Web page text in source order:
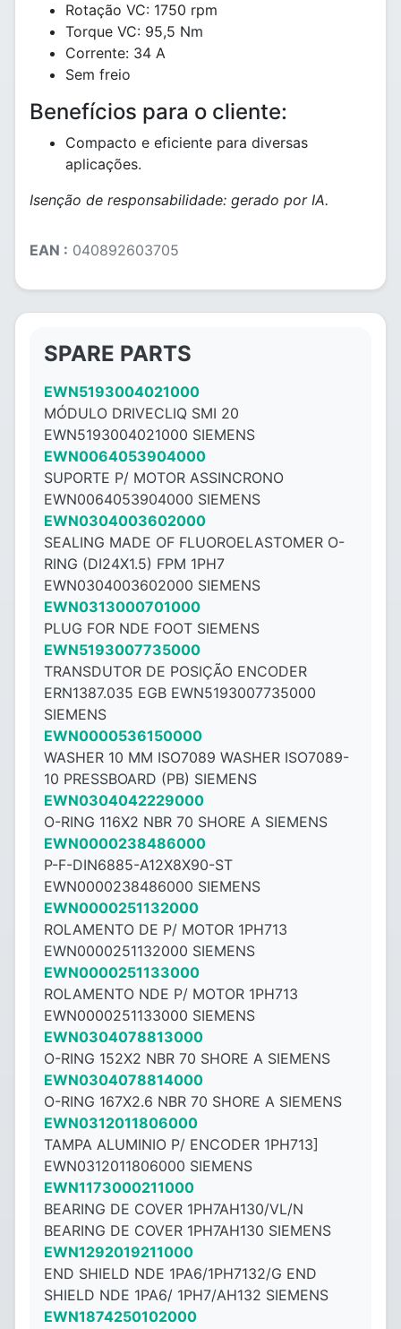
Rotação VC: 1750 rpm
Torque VC: 95,5 Nm
Corrente: 34 A
Sem freio
Benefícios para o cliente:
Compacto e eficiente para diversas
aplicações.
Isenção de responsabilidade: gerado por IA.
EAN : 040892603705
SPARE PARTS
EWN5193004021000
MÓDULO DRIVECLIQ SMI 20
EWN5193004021000 SIEMENS
EWN0064053904000
SUPORTE P/ MOTOR ASSINCRONO
EWN0064053904000 SIEMENS
EWN0304003602000
SEALING MADE OF FLUOROELASTOMER O-
RING (DI24X1.5) FPM 1PH7
EWN0304003602000 SIEMENS
EWN0313000701000
PLUG FOR NDE FOOT SIEMENS
EWN5193007735000
TRANSDUTOR DE POSIÇÃO ENCODER
ERN1387.035 EGB EWN5193007735000
SIEMENS
EWN0000536150000
WASHER 10 MM ISO7089 WASHER ISO7089-
10 PRESSBOARD (PB) SIEMENS
EWN0304042229000
O-RING 116X2 NBR 70 SHORE A SIEMENS
EWN0000238486000
P-F-DIN6885-A12X8X90-ST
EWN0000238486000 SIEMENS
EWN0000251132000
ROLAMENTO DE P/ MOTOR 1PH713
EWN0000251132000 SIEMENS
EWN0000251133000
ROLAMENTO NDE P/ MOTOR 1PH713
EWN0000251133000 SIEMENS
EWN0304078813000
O-RING 152X2 NBR 70 SHORE A SIEMENS
EWN0304078814000
O-RING 167X2.6 NBR 70 SHORE A SIEMENS
EWN0312011806000
TAMPA ALUMINIO P/ ENCODER 1PH713]
EWN0312011806000 SIEMENS
EWN1173000211000
BEARING DE COVER 1PH7AH130/VL/N
BEARING DE COVER 1PH7AH130 SIEMENS
EWN1292019211000
END SHIELD NDE 1PA6/1PH7132/G END
SHIELD NDE 1PA6/ 1PH7/AH132 SIEMENS
EWN1874250102000